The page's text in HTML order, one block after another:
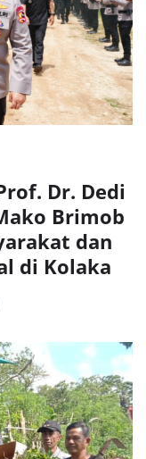
Dr. Dedi
Brimob
dan
di Kolaka